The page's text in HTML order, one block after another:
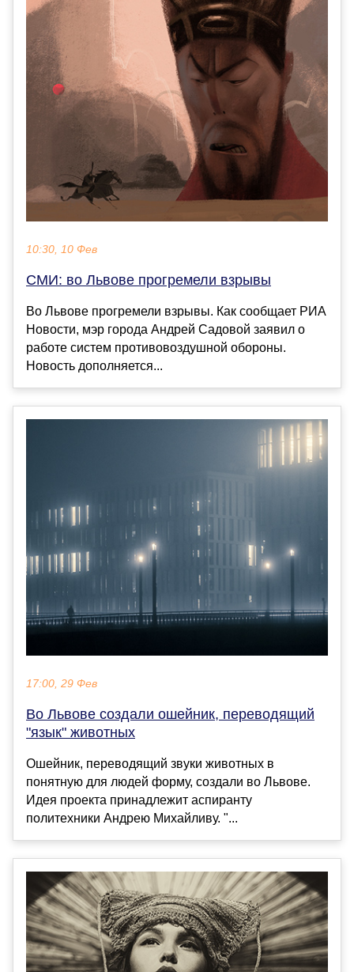
10:30, 10 Фев
СМИ: во Львове прогремели взрывы
Во Львове прогремели взрывы. Как сообщает РИА
Новости, мэр города Андрей Садовой заявил о
работе систем противовоздушной обороны.
Новость дополняется...
17:00, 29 Фев
Во Львове создали ошейник, переводящий
"язык" животных
Ошейник, переводящий звуки животных в
понятную для людей форму, создали во Львове.
Идея проекта принадлежит аспиранту
политехники Андрею Михайливу. "...